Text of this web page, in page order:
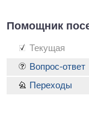
Помощник
Текущая
Вопрос-ответ
Переходы